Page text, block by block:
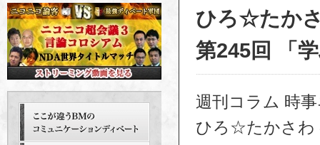
ひろ☆たか
第245回 「
週刊コラム 時
ひろ☆たかさ